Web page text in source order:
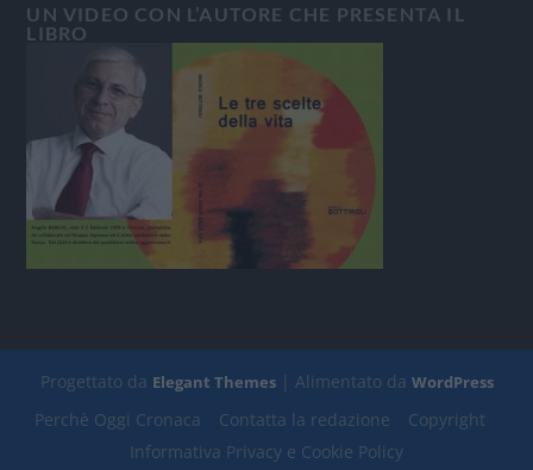
UN VIDEO CON L’AUTORE CHE PRESENTA IL
LIBRO
Progettato da Elegant Themes| Alimentato da WordPress
Perchè Oggi Cronaca Contatta la redazione
Copyright
Informativa Privacy e Cookie Policy